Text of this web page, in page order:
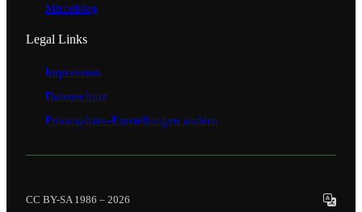
Mircoblog
Legal Links
Impressum
Datenschutz
Privatsphäre-Einstellungen ändern
CC BY-SA 1986 – 2026